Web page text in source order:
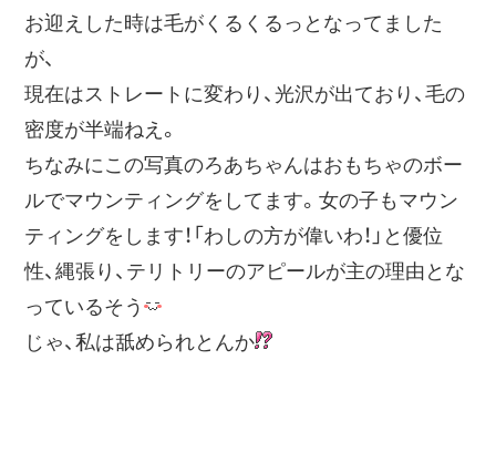
お迎えした時は毛がくるくるっとなってました
が、
現在はストレートに変わり、光沢が出ており、毛の
密度が半端ねえ。
ちなみにこの写真のろあちゃんはおもちゃのボー
ルでマウンティングをしてます。女の子もマウン
ティングをします！「わしの方が偉いわ！」と優位
性、縄張り、テリトリーのアピールが主の理由とな
っているそう
じゃ、私は舐められとんか